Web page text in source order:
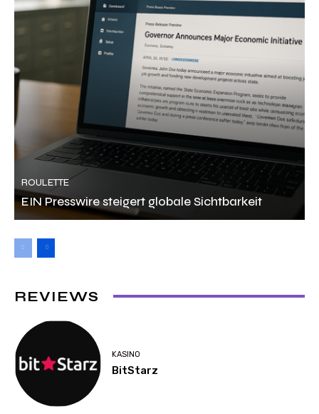
ROULETTE
EIN Presswire steigert globale Sichtbarkeit
REVIEWS
KASINO
BitStarz